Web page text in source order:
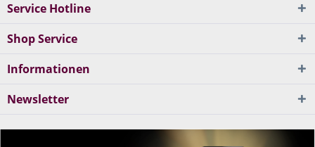
Service Hotline
Shop Service
Informationen
Newsletter